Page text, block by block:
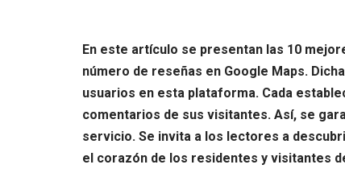
En este artículo se presentan las 10
número de reseñas en Google Maps.
usuarios en esta plataforma. Cada
comentarios de sus visitantes. Así, se
servicio. Se invita a los lectores a
el corazón de los residentes y visitantes